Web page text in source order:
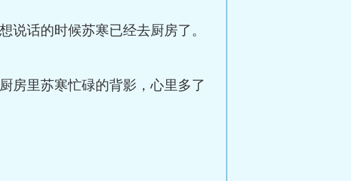
话的时候苏寒已经去厨房了。
房里苏寒忙碌的背影，心里多了